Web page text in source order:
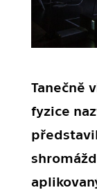
Tanečně
fyzice